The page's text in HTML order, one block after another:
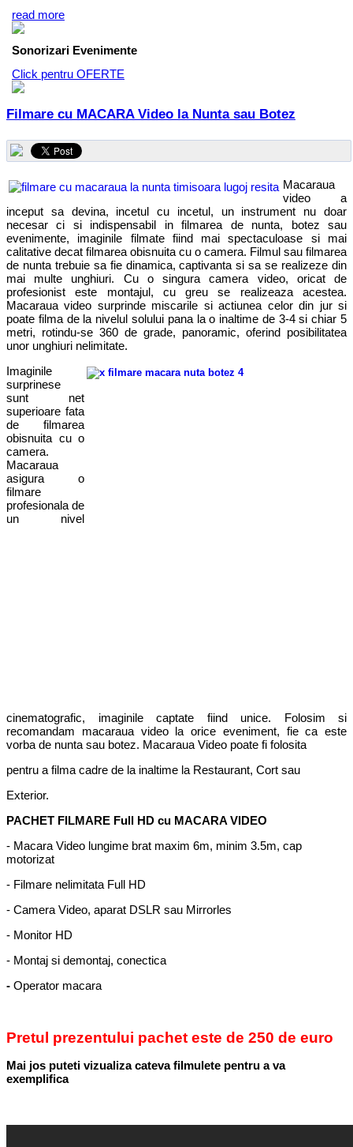
read more
Sonorizari Evenimente
Click pentru OFERTE
Filmare cu MACARA Video la Nunta sau Botez
Macaraua
video a
inceput sa devina, incetul cu incetul, un instrument nu doar
necesar ci si indispensabil in filmarea de nunta, botez sau
evenimente, imaginile filmate fiind mai spectaculoase si mai
calitative decat filmarea obisnuita cu o camera. Filmul sau filmarea
de nunta trebuie sa fie dinamica, captivanta si sa se realizeze din
mai multe unghiuri. Cu o singura camera video, oricat de
profesionist este montajul, cu greu se realizeaza acestea.
Macaraua video surprinde miscarile si actiunea celor din jur si
poate filma de la nivelul solului pana la o inaltime de 3-4 si chiar 5
metri, rotindu-se 360 de grade, panoramic, oferind posibilitatea
unor unghiuri nelimitate.
Imaginile
surprinese
sunt net
superioare fata
de filmarea
obisnuita cu o
camera.
Macaraua
asigura o
filmare
profesionala de
un nivel
cinematografic, imaginile captate fiind unice. Folosim si
recomandam macaraua video la orice eveniment, fie ca este
vorba de nunta sau botez. Macaraua Video poate fi folosita
pentru a filma cadre de la inaltime la Restaurant, Cort sau
Exterior.
PACHET FILMARE Full HD cu MACARA VIDEO
- Macara Video lungime brat maxim 6m, minim 3.5m, cap
motorizat
- Filmare nelimitata Full HD
- Camera Video, aparat DSLR sau Mirrorles
- Monitor HD
- Montaj si demontaj, conectica
- Operator macara
Pretul prezentului pachet este de 250 de euro
Mai jos puteti vizualiza cateva filmulete pentru a va
exemplifica